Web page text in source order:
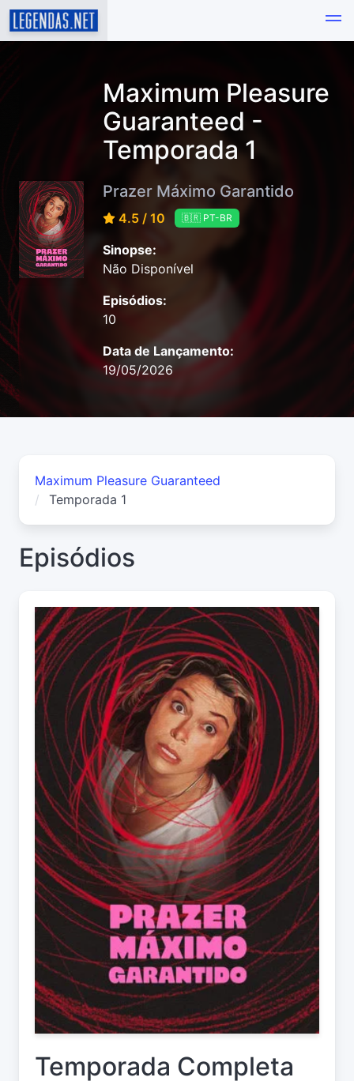
Maximum Pleasure
Guaranteed -
Temporada 1
Prazer Máximo Garantido
4.5 / 10 🇧🇷 PT-BR
Sinopse:
Não Disponível
Episódios:
10
Data de Lançamento:
19/05/2026
Maximum Pleasure Guaranteed
Temporada 1
Episódios
Temporada Completa